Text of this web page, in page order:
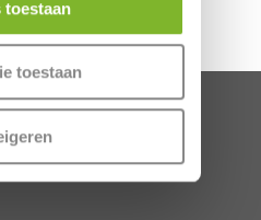
toestaan
toestaan